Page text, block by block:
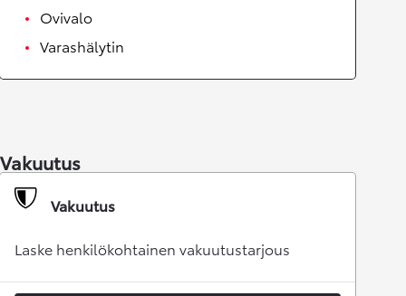
Ovivalo
Varashälytin
Vakuutus
Vakuutus
Laske henkilökohtainen vakuutustarjous